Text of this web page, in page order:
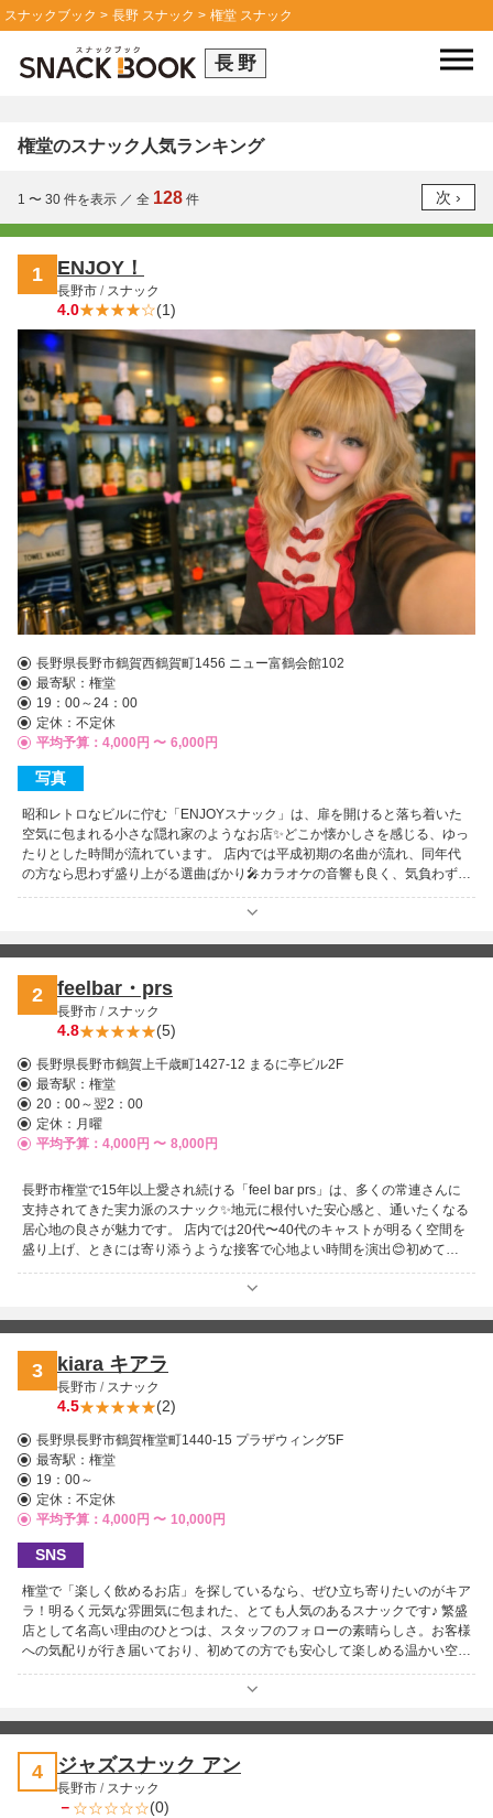
スナックブック 長野 スナック 権堂 スナック
長野
権堂のスナック人気ランキング
1 〜 30 件を表示 ／ 全 128 件
1 ENJOY！
長野市 / スナック
4.0 (1)
長野県長野市鶴賀西鶴賀町1456 ニュー富鶴会館102
最寄駅： 権堂
19：00～24：00
定休：不定休
平均予算：4,000円 〜 6,000円
写真
昭和レトロなビルに佇む「ENJOYスナック」は、扉を開けると落ち着いた
空気に包まれる小さな隠れ家のようなお店✨どこか懐かしさを感じる、ゆっ
たりとした時間が流れています。 店内では平成初期の名曲が流れ、同年代
の方なら思わず盛り上がる選曲ばかり🎤カラオケの音響も良く、気負わず自
然と歌いたくなる心地よさが魅力です。 落ち着いた年代のお客さんが多
く、騒がしすぎない大人の空間😊ゆるく会話と音楽を楽しめる雰囲気で、
落ち着いて飲みながら歌いたい夜にぴったりの一軒です⭐
2 feelbar・prs
長野市 / スナック
4.8 (5)
長野県長野市鶴賀上千歳町1427-12 まるに亭ビル2F
最寄駅： 権堂
20：00～翌2：00
定休：月曜
平均予算：4,000円 〜 8,000円
長野市権堂で15年以上愛され続ける「feel bar prs」は、多くの常連さんに
支持されてきた実力派のスナック✨地元に根付いた安心感と、通いたくなる
居心地の良さが魅力です。 店内では20代〜40代のキャストが明るく空間を
盛り上げ、ときには寄り添うような接客で心地よい時間を演出😊初めてで
も自然と馴染める雰囲気があり、リラックスして楽しめます。 権堂エリア
で知らない人はいないほどの存在感も特徴で、地元で飲む方には定番の一軒
3 kiara キアラ
長野市 / スナック
4.5 (2)
長野県長野市鶴賀権堂町1440-15 プラザウィング5F
最寄駅： 権堂
19：00～
定休：不定休
平均予算：4,000円 〜 10,000円
SNS
権堂で「楽しく飲めるお店」を探しているなら、ぜひ立ち寄りたいのがキア
ラ！明るく元気な雰囲気に包まれた、とても人気のあるスナックです♪ 繁盛
店として名高い理由のひとつは、スタッフのフォローの素晴らしさ。お客様
への気配りが行き届いており、初めての方でも安心して楽しめる温かい空間
が広がっています。 料金も良心的で、楽しくて安いと評判。気取らず過ご
せる居心地の良さがあり、権堂でも一二を争うほどの人気ぶりにも納得で
過ごしください♪
4 ジャズスナック アン
長野市 / スナック
－ (0)